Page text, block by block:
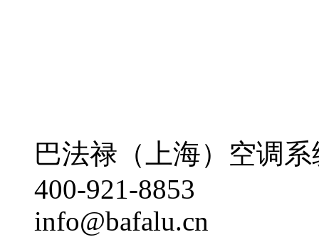
巴法禄（上海）空调
400-921-8853
info@bafalu.cn